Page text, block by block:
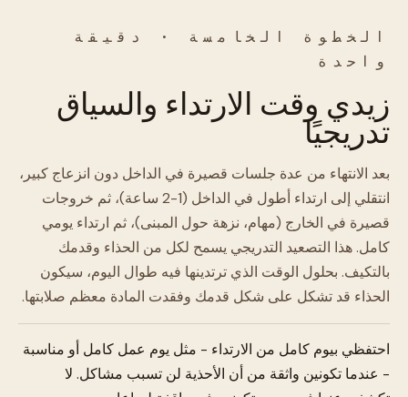
الخطوة الخامسة · دقيقة
واحدة
زيدي وقت الارتداء والسياق
تدريجيًا
بعد الانتهاء من عدة جلسات قصيرة في الداخل دون انزعاج كبير،
انتقلي إلى ارتداء أطول في الداخل (1-2 ساعة)، ثم خروجات
قصيرة في الخارج (مهام، نزهة حول المبنى)، ثم ارتداء يومي
كامل. هذا التصعيد التدريجي يسمح لكل من الحذاء وقدمك
بالتكيف. بحلول الوقت الذي ترتدينها فيه طوال اليوم، سيكون
الحذاء قد تشكل على شكل قدمك وفقدت المادة معظم صلابتها.
احتفظي بيوم كامل من الارتداء - مثل يوم عمل كامل أو مناسبة
- عندما تكونين واثقة من أن الأحذية لن تسبب مشاكل. لا